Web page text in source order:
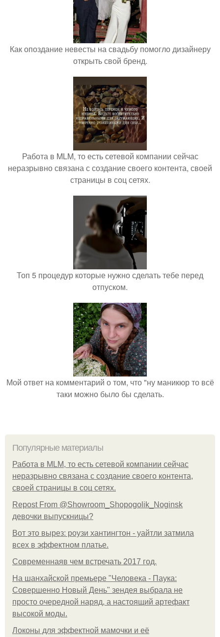
Как опоздание невесты на свадьбу помогло дизайнеру
открыть свой бренд.
Работа в MLM, то есть сетевой компании сейчас
неразрывно связана с создание своего контента, своей
страницы в соц сетях.
Топ 5 процедур которые нужно сделать тебе перед
отпуском.
Мой ответ на комментарий о том, что "ну маникюр то всё
таки можно было бы сделать.
Популярные материалы
Работа в MLM, то есть сетевой компании сейчас
неразрывно связана с создание своего контента,
своей страницы в соц сетях.
Repost From @Showroom_Shopogolik_Noginsk
девочки выпускницы?
Вот это вырез: роузи хантингтон - уайтли затмила
всех в эффектном платьe.
Современнаяв чем встречать 2017 год.
На шанхайской премьере "Человека - Паука:
Совершенно Новый День" зендея выбрала не
просто очередной наряд, а настоящий артефакт
высокой моды.
Локоны для эффектной мамочки и её